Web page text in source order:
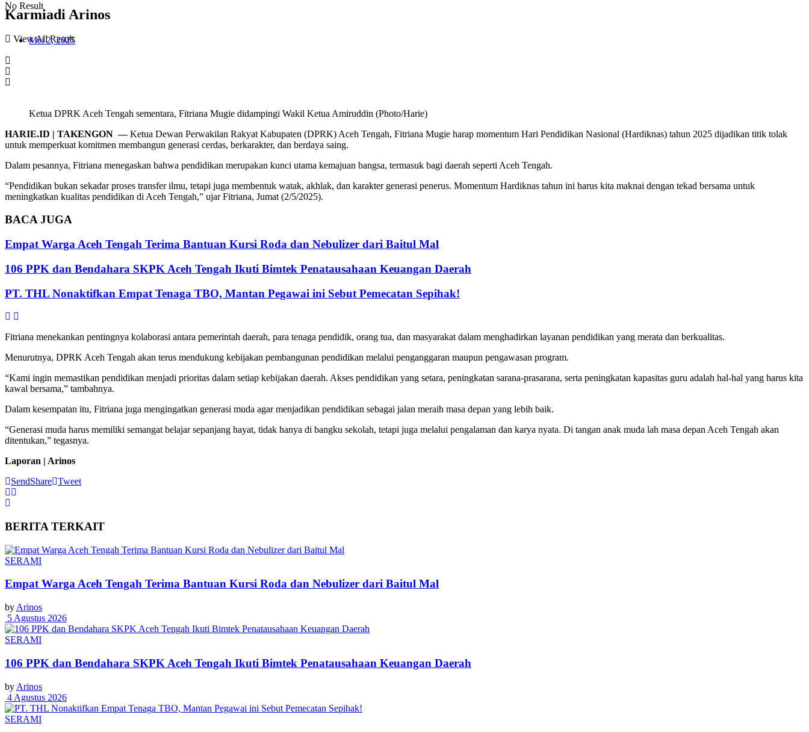
No Result
View All Result
Karmiadi Arinos
Mei 2, 2025
Ketua DPRK Aceh Tengah sementara, Fitriana Mugie didampingi Wakil Ketua Amiruddin (Photo/Harie)
HARIE.ID | TAKENGON —Ketua Dewan Perwakilan Rakyat Kabupaten (DPRK) Aceh Tengah, Fitriana Mugie harap momentum Hari Pendidikan Nasional (Hardiknas) tahun 2025 dijadikan titik tolak
untuk memperkuat komitmen membangun generasi cerdas, berkarakter, dan berdaya saing.
Dalam pesannya, Fitriana menegaskan bahwa pendidikan merupakan kunci utama kemajuan bangsa, termasuk bagi daerah seperti Aceh Tengah.
“Pendidikan bukan sekadar proses transfer ilmu, tetapi juga membentuk watak, akhlak, dan karakter generasi penerus. Momentum Hardiknas tahun ini harus kita maknai dengan tekad bersama untuk
meningkatkan kualitas pendidikan di Aceh Tengah,” ujar Fitriana, Jumat (2/5/2025).
BACAJUGA
Empat Warga Aceh Tengah Terima Bantuan Kursi Roda dan Nebulizer dari Baitul Mal
106 PPK dan Bendahara SKPK Aceh Tengah Ikuti Bimtek Penatausahaan Keuangan Daerah
PT. THL Nonaktifkan Empat Tenaga TBO, Mantan Pegawai ini Sebut Pemecatan Sepihak!
Fitriana menekankan pentingnya kolaborasi antara pemerintah daerah, para tenaga pendidik, orang tua, dan masyarakat dalam menghadirkan layanan pendidikan yang merata dan berkualitas.
Menurutnya, DPRK Aceh Tengah akan terus mendukung kebijakan pembangunan pendidikan melalui penganggaran maupun pengawasan program.
“Kami ingin memastikan pendidikan menjadi prioritas dalam setiap kebijakan daerah. Akses pendidikan yang setara, peningkatan sarana-prasarana, serta peningkatan kapasitas guru adalah hal-hal yang harus kita
kawal bersama,” tambahnya.
Dalam kesempatan itu, Fitriana juga mengingatkan generasi muda agar menjadikan pendidikan sebagai jalan meraih masa depan yang lebih baik.
“Generasi muda harus memiliki semangat belajar sepanjang hayat, tidak hanya di bangku sekolah, tetapi juga melalui pengalaman dan karya nyata. Di tangan anak muda lah masa depan Aceh Tengah akan
ditentukan,” tegasnya.
Laporan | Arinos
SendShare Tweet
BERITA TERKAIT
SERAMI
Empat Warga Aceh Tengah Terima Bantuan Kursi Roda dan Nebulizer dari Baitul Mal
by Arinos
5 Agustus 2026
SERAMI
106 PPK dan Bendahara SKPK Aceh Tengah Ikuti Bimtek Penatausahaan Keuangan Daerah
by Arinos
4 Agustus 2026
SERAMI